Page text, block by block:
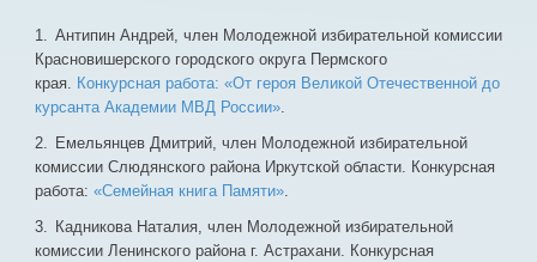
Антипин Андрей, член Молодежной избирательной комиссии
Красновишерского городского округа Пермского
края. Конкурсная работа: «От героя Великой Отечественной до
курсанта Академии МВД России».
Емельянцев Дмитрий, член Молодежной избирательной
комиссии Слюдянского района Иркутской области. Конкурсная
работа:«Семейная книга Памяти».
Кадникова Наталия, член Молодежной избирательной
комиссии Ленинского района г. Астрахани. Конкурсная